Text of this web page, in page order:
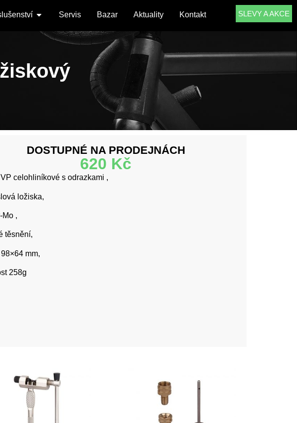
Servis Bazar Aktuality Kontakt SLEVY A AKCE
DOSTUPNÉ NA PRODEJNÁCH
620 Kč
celohliníkové s odrazkami ,
ložiska,
,
těsnění,
mm,
258g